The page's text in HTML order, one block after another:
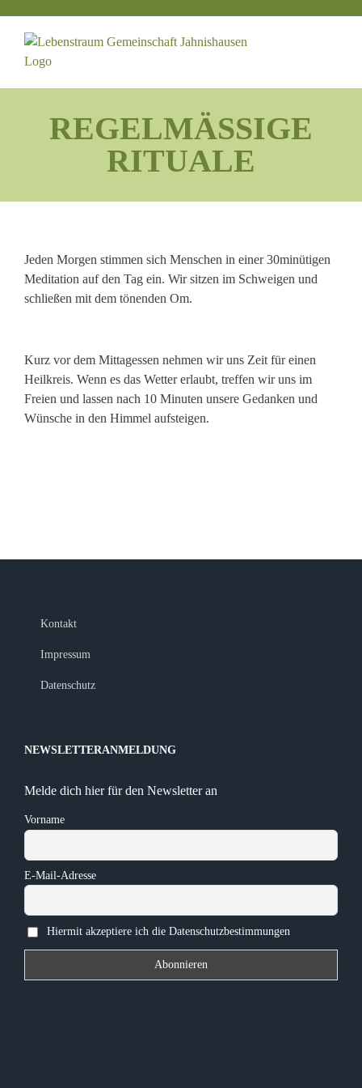
springen
REGELMÄSSIGE
RITUALE
Jeden Morgen stimmen sich Menschen in einer 30minütigen
Meditation auf den Tag ein. Wir sitzen im Schweigen und
schließen mit dem tönenden Om.
Kurz vor dem Mittagessen nehmen wir uns Zeit für einen
Heilkreis. Wenn es das Wetter erlaubt, treffen wir uns im
Freien und lassen nach 10 Minuten unsere Gedanken und
Wünsche in den Himmel aufsteigen.
Kontakt
Impressum
Datenschutz
NEWSLETTERANMELDUNG
Melde dich hier für den Newsletter an
Vorname
E-Mail-Adresse
Hiermit akzeptiere ich die Datenschutzbestimmungen